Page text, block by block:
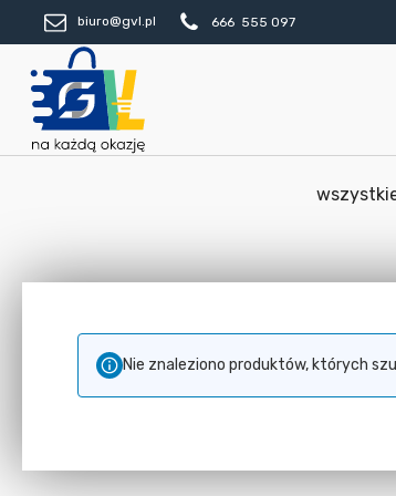
biuro@gvl.pl 666 555 097
Nie znaleziono produktów, których